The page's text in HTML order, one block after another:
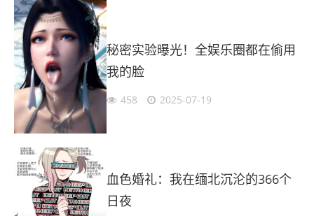
秘密实验曝光！全娱乐圈都在偷用
我的脸
458 2025-07-19
血色婚礼：我在缅北沉沦的366个
日夜